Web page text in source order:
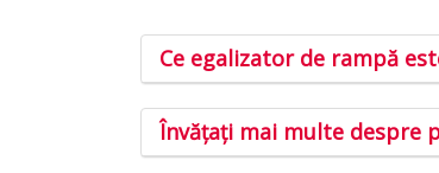
Ce egalizator de rampă
Învățați mai multe despre